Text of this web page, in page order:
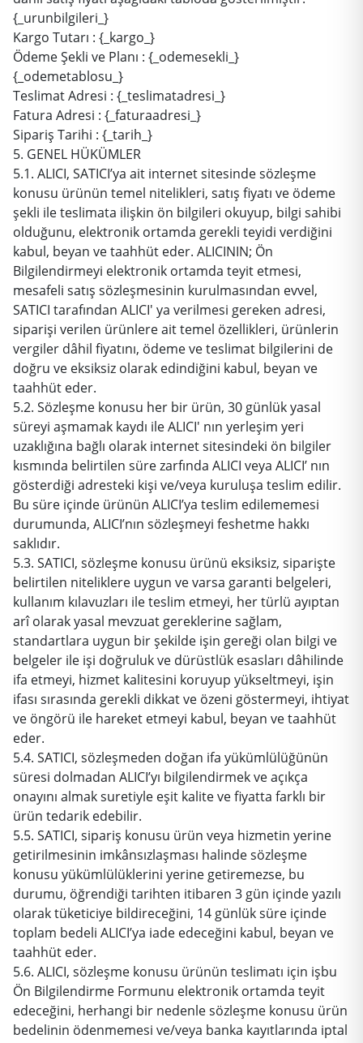
{_urunbilgileri_}
Kargo Tutarı : {_kargo_}
Ödeme Şekli ve Planı : {_odemesekli_}
{_odemetablosu_}
Teslimat Adresi : {_teslimatadresi_}
Fatura Adresi : {_faturaadresi_}
Sipariş Tarihi : {_tarih_}
5. GENEL HÜKÜMLER
5.1. ALICI, SATICI’ya ait internet sitesinde sözleşme
konusu ürünün temel nitelikleri, satış fiyatı ve ödeme
şekli ile teslimata ilişkin ön bilgileri okuyup, bilgi sahibi
olduğunu, elektronik ortamda gerekli teyidi verdiğini
kabul, beyan ve taahhüt eder. ALICININ; Ön
Bilgilendirmeyi elektronik ortamda teyit etmesi,
mesafeli satış sözleşmesinin kurulmasından evvel,
SATICI tarafından ALICI' ya verilmesi gereken adresi,
siparişi verilen ürünlere ait temel özellikleri, ürünlerin
vergiler dâhil fiyatını, ödeme ve teslimat bilgilerini de
doğru ve eksiksiz olarak edindiğini kabul, beyan ve
taahhüt eder.
5.2. Sözleşme konusu her bir ürün, 30 günlük yasal
süreyi aşmamak kaydı ile ALICI' nın yerleşim yeri
uzaklığına bağlı olarak internet sitesindeki ön bilgiler
kısmında belirtilen süre zarfında ALICI veya ALICI’ nın
gösterdiği adresteki kişi ve/veya kuruluşa teslim edilir.
Bu süre içinde ürünün ALICI’ya teslim edilememesi
durumunda, ALICI’nın sözleşmeyi feshetme hakkı
saklıdır.
5.3. SATICI, sözleşme konusu ürünü eksiksiz, siparişte
belirtilen niteliklere uygun ve varsa garanti belgeleri,
kullanım kılavuzları ile teslim etmeyi, her türlü ayıptan
arî olarak yasal mevzuat gereklerine sağlam,
standartlara uygun bir şekilde işin gereği olan bilgi ve
belgeler ile işi doğruluk ve dürüstlük esasları dâhilinde
ifa etmeyi, hizmet kalitesini koruyup yükseltmeyi, işin
ifası sırasında gerekli dikkat ve özeni göstermeyi, ihtiyat
ve öngörü ile hareket etmeyi kabul, beyan ve taahhüt
eder.
5.4. SATICI, sözleşmeden doğan ifa yükümlülüğünün
süresi dolmadan ALICI’yı bilgilendirmek ve açıkça
onayını almak suretiyle eşit kalite ve fiyatta farklı bir
ürün tedarik edebilir.
5.5. SATICI, sipariş konusu ürün veya hizmetin yerine
getirilmesinin imkânsızlaşması halinde sözleşme
konusu yükümlülüklerini yerine getiremezse, bu
durumu, öğrendiği tarihten itibaren 3 gün içinde yazılı
olarak tüketiciye bildireceğini, 14 günlük süre içinde
toplam bedeli ALICI’ya iade edeceğini kabul, beyan ve
taahhüt eder.
5.6. ALICI, sözleşme konusu ürünün teslimatı için işbu
Ön Bilgilendirme Formunu elektronik ortamda teyit
edeceğini, herhangi bir nedenle sözleşme konusu ürün
bedelinin ödenmemesi ve/veya banka kayıtlarında iptal